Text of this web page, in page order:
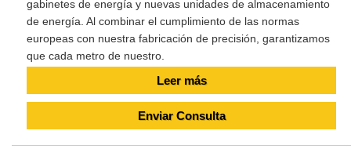
gabinetes de energía y nuevas unidades de almacenamiento
de energía. Al combinar el cumplimiento de las normas
europeas con nuestra fabricación de precisión, garantizamos
que cada metro de nuestro.
Leer más
Enviar Consulta